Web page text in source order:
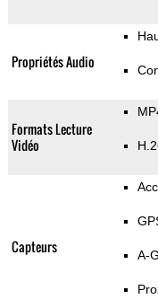
Propriétés Audio
Formats Lecture
Vidéo
Capteurs A-